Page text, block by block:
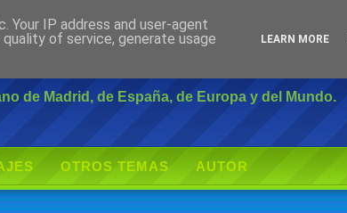
de Madrid, de España, de Europa y del Mundo.
OTROS TEMAS AUTOR
IP address and user-agent
of service, generate usage
LEARN MORE